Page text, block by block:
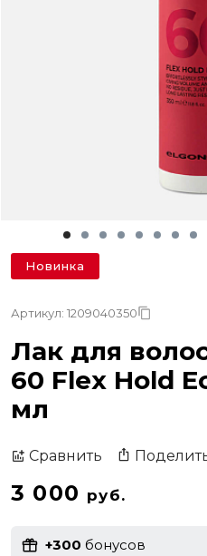
Новинка
Артикул: 1209040350
Лак для
60 Flex Hold
мл
Сравнить
3 000 руб.
+300 бонусов